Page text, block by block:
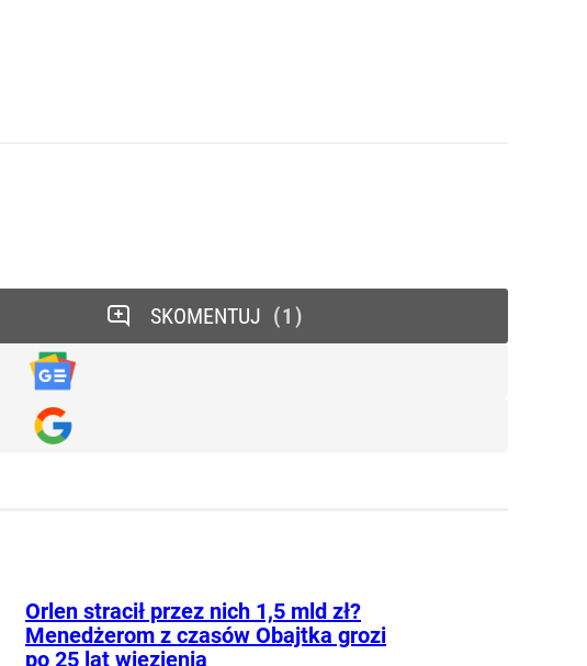
SKOMENTUJ 1
Orlen stracił przez nich 1,5 mld zł?
Menedżerom z czasów Obajtka grozi
po 25 lat więzienia